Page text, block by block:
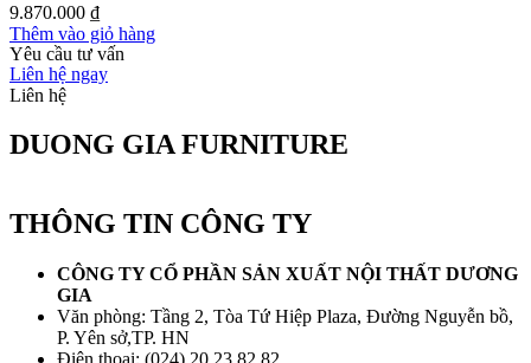
9.870.000 ₫
Thêm vào giỏ hàng
Yêu cầu tư vấn
Liên hệ ngay
Liên hệ
DUONG GIA FURNITURE
THÔNG TIN CÔNG TY
CÔNG TY CỔ PHẦN SẢN XUẤT NỘI THẤT DƯƠNG
GIA
Văn phòng: Tầng 2, Tòa Tứ Hiệp Plaza, Đường Nguyễn bồ,
P. Yên sở,TP. HN